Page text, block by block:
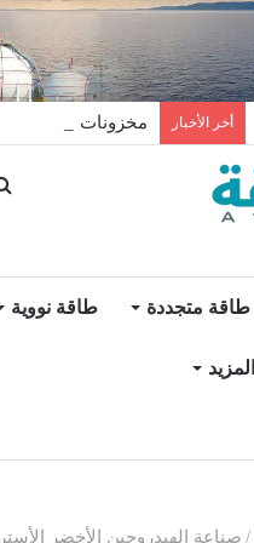
أخر الأخبار مخزونات النفط الأميركية ترتفع 2.5
طاقة متجددة طاقة نووية
المزيد
/ صناعة الهيدروجين الأخضر